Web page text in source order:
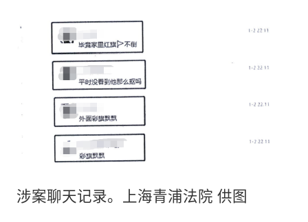
涉案聊天记录。上海青浦法院 供图